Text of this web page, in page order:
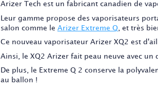
Arizer Tech est un fabricant canadien de
Leur gamme propose des vaporisateurs
salon comme leArizer Extreme Q , et très
Ce nouveau vaporisateur Arizer XQ2 est
Ainsi, le XQ2 Arizer fait peau neuve avec un
De plus, le Extreme Q 2 conserve la
au ballon !